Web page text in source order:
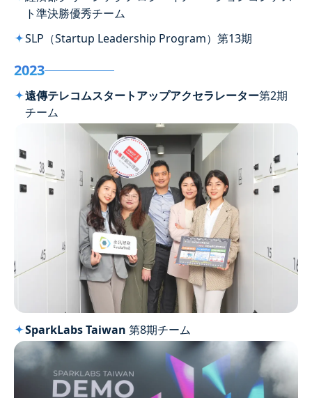
ト準決勝優秀チーム
SLP（Startup Leadership Program）第13期
2023
遠傳テレコムスタートアップアクセラレーター第2期
チーム
SparkLabs Taiwan 第8期チーム